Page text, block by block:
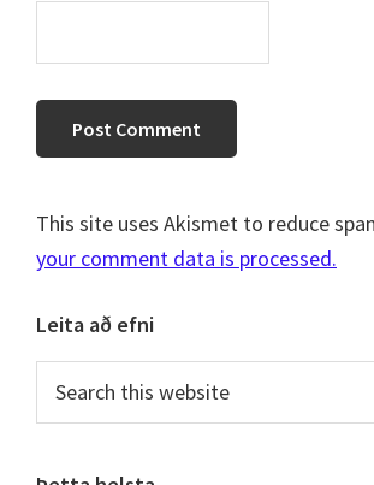
This site uses Akismet to reduce
your comment data is processed.
Primary
Sidebar
Leita að efni
this